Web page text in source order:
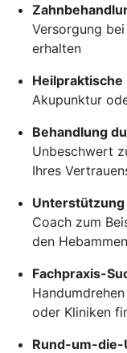
Versorgung
erhalten
Heilpraktische
Akupunktur
Behandlung
Unbeschwert
Ihres
Coach zum
den
Fachpraxis-
oder Kliniken
Rund-um-